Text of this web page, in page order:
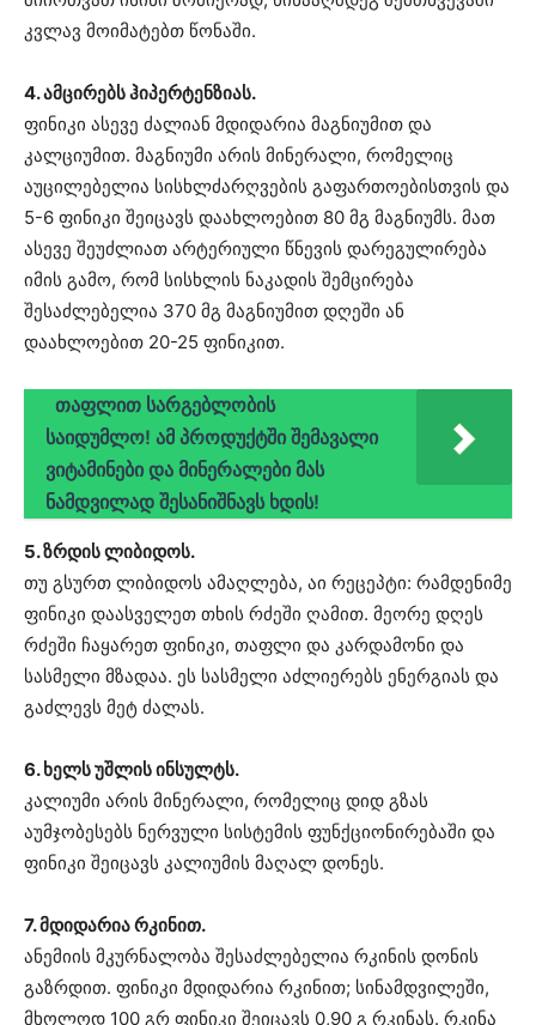
კვლავ მოიმატებთ წონაში.
4. ამცირებს ჰიპერტენზიას.
ფინიკი ასევე ძალიან მდიდარია მაგნიუმით და
კალციუმით. მაგნიუმი არის მინერალი, რომელიც
აუცილებელია სისხლძარღვების გაფართოებისთვის და
5-6 ფინიკი შეიცავს დაახლოებით 80 მგ მაგნიუმს. მათ
ასევე შეუძლიათ არტერიული წნევის დარეგულირება
იმის გამო, რომ სისხლის ნაკადის შემცირება
შესაძლებელია 370 მგ მაგნიუმით დღეში ან
დაახლოებით 20-25 ფინიკით.
თაფლით სარგებლობის
საიდუმლო! ამ პროდუქტში შემავალი
ვიტამინები და მინერალები მას
ნამდვილად შესანიშნავს ხდის!
5. ზრდის ლიბიდოს.
თუ გსურთ ლიბიდოს ამაღლება, აი რეცეპტი: რამდენიმე
ფინიკი დაასველეთ თხის რძეში ღამით. მეორე დღეს
რძეში ჩაყარეთ ფინიკი, თაფლი და კარდამონი და
სასმელი მზადაა. ეს სასმელი აძლიერებს ენერგიას და
გაძლევს მეტ ძალას.
6. ხელს უშლის ინსულტს.
კალიუმი არის მინერალი, რომელიც დიდ გზას
აუმჯობესებს ნერვული სისტემის ფუნქციონირებაში და
ფინიკი შეიცავს კალიუმის მაღალ დონეს.
7. მდიდარია რკინით.
ანემიის მკურნალობა შესაძლებელია რკინის დონის
გაზრდით. ფინიკი მდიდარია რკინით; სინამდვილეში,
მხოლოდ 100 გრ ფინიკი შეიცავს 0,90 გ რკინას. რკინა